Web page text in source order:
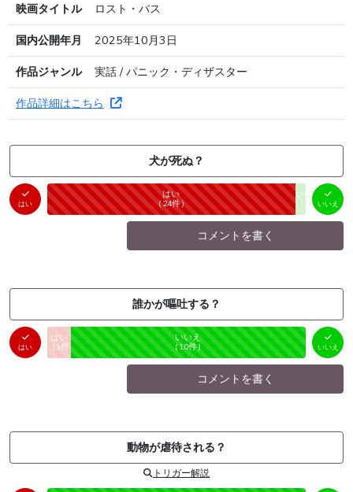
映画タイトル
ロスト・バス
国内公開年月
2025年10月3日
作品ジャンル
実話 / パニック・ディザスター
作品詳細はこちら
犬が死ぬ？
はい
はい
（24件） 未投票
いいえ
（ 1 件）いいえ
コメントを書く
誰かが嘔吐する？
はい
はい
（ 1件）未投票
いいえ
（10件） いいえ
コメントを書く
動物が虐待される？
トリガー解説